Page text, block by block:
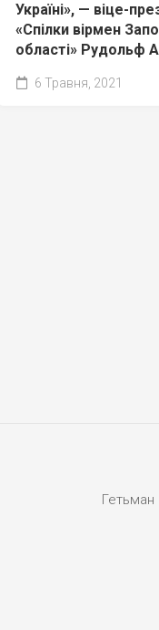
Україні», — віце-
«Спілки вірмен
області» Рудольф
6 Травня, 2021